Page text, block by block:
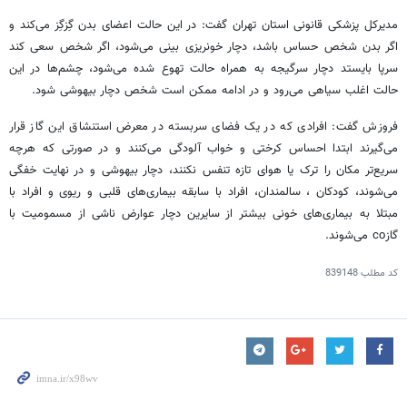
مدیرکل پزشکی قانونی استان تهران گفت: در این حالت اعضای بدنگِزگِز می‌کند و
اگر بدن شخص حساس باشد، دچار خونریزی بینی می‌شود، اگر شخص سعی کند
سرپا بایستد دچار سرگیجه به همراه حالت تهوع شده می‌شود، چشم‌ها در این
حالت اغلب سیاهی می‌رود و در ادامه ممکن است شخص دچار بیهوشی شود.
فروزش گفت: افرادی که در یک فضای سربسته در معرض استنشاق این گاز قرار
می‌گیرند ابتدا احساس کرختی و خواب آلودگی می‌کنند و در صورتی که هرچه
سریع‌تر مکان را ترک یا هوای تازه تنفس نکنند، دچار بیهوشی و در نهایت خفگی
می‌شوند، کودکان ، سالمندان، افراد با سابقه بیماری‌های قلبی و ریوی و افراد با
مبتلا به بیماری‌های خونی بیشتر از سایرین دچار عوارض ناشی از مسمومیت با
گازco می‌شوند.
کد مطلب839148